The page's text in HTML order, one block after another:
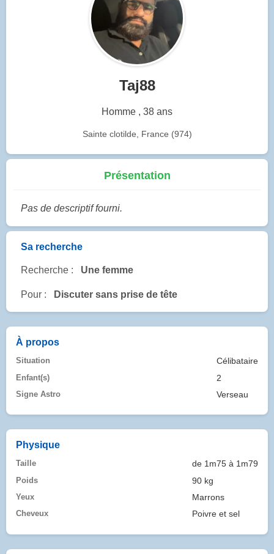
Taj88
Homme , 38 ans
Sainte clotilde, France (974)
Présentation
Pas de descriptif fourni.
Sa recherche
Recherche : Une femme
Pour : Discuter sans prise de tête
À propos
Situation Célibataire
Enfant(s) 2
Signe Astro Verseau
Physique
Taille de 1m75 à 1m79
Poids 90 kg
Yeux Marrons
Cheveux Poivre et sel